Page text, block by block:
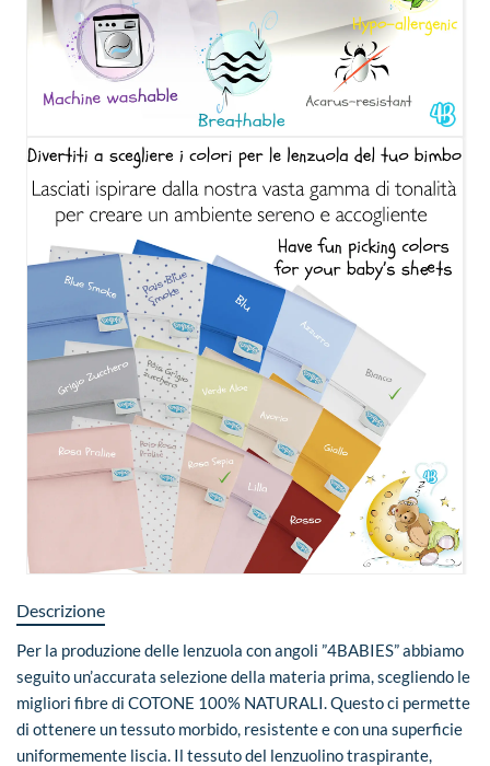
Descrizione
Per la produzione delle lenzuola con angoli ”4BABIES” abbiamo
seguito un’accurata selezione della materia prima, scegliendo le
migliori fibre di COTONE 100% NATURALI. Questo ci permette
di ottenere un tessuto morbido, resistente e con una superficie
uniformemente liscia. Il tessuto del lenzuolino traspirante,